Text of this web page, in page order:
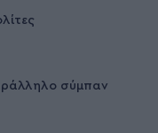
σύμπαν